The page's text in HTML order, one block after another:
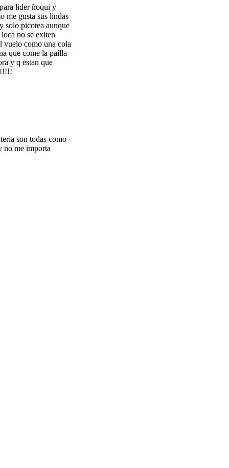
lider ñoqui y
me gusta sus lindas
solo picotea aunque
no se exiten
vuelo como una cola
que come la paílla
y q estan que
son todas como
no me importa